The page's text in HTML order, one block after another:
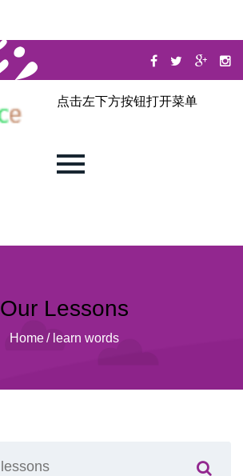
点击左下方按钮打开菜单
Our Lessons
Home / learn words